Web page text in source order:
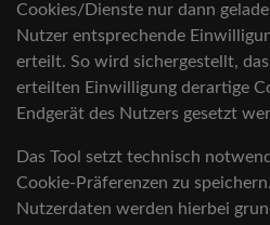
Cookies/Dienste nur dann
Nutzer entsprechende
erteilt. So wird sichergestellt,
erteilten Einwilligung derartige
Endgerät des Nutzers gesetzt
Das Tool setzt technisch
Cookie-Präferenzen zu
Nutzerdaten werden hierbei